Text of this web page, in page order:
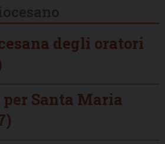
degli oratori
Santa Maria